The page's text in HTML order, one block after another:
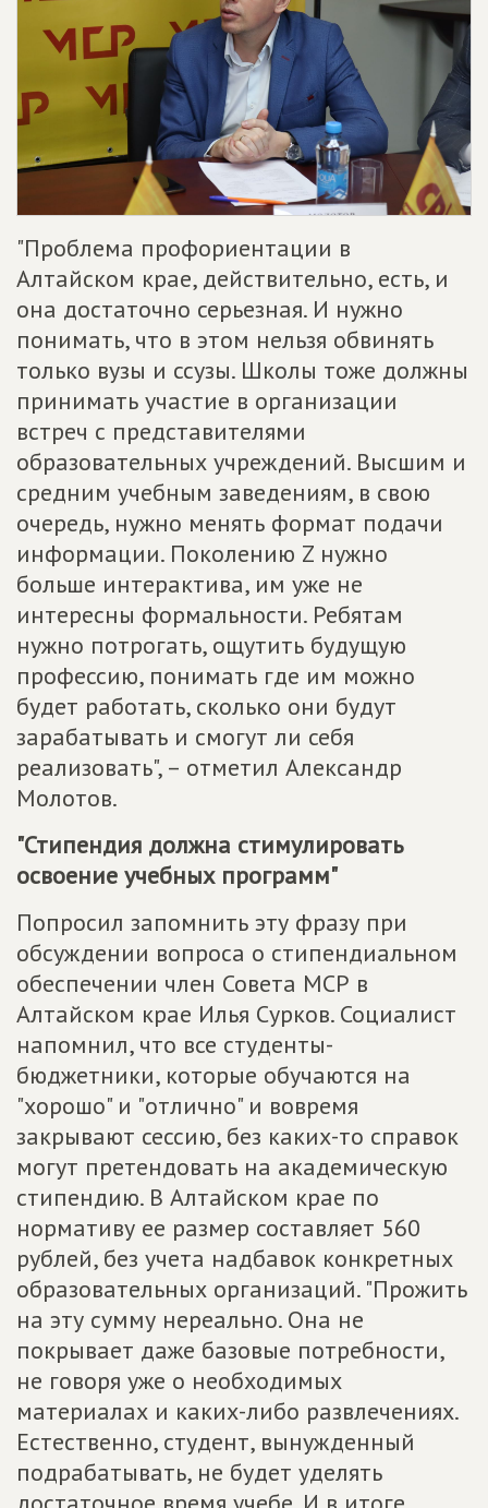
"Проблема профориентации в
Алтайском крае, действительно, есть, и
она достаточно серьезная. И нужно
понимать, что в этом нельзя обвинять
только вузы и ссузы. Школы тоже должны
принимать участие в организации
встреч с представителями
образовательных учреждений. Высшим и
средним учебным заведениям, в свою
очередь, нужно менять формат подачи
информации. Поколению Z нужно
больше интерактива, им уже не
интересны формальности. Ребятам
нужно потрогать, ощутить будущую
профессию, понимать где им можно
будет работать, сколько они будут
зарабатывать и смогут ли себя
реализовать", – отметил Александр
Молотов.
"Стипендия должна стимулировать
освоение учебных программ"
Попросил запомнить эту фразу при
обсуждении вопроса о стипендиальном
обеспечении член Совета МСР в
Алтайском крае Илья Сурков. Социалист
напомнил, что все студенты-
бюджетники, которые обучаются на
"хорошо" и "отлично" и вовремя
закрывают сессию, без каких-то справок
могут претендовать на академическую
стипендию. В Алтайском крае по
нормативу ее размер составляет 560
рублей, без учета надбавок конкретных
образовательных организаций. "Прожить
на эту сумму нереально. Она не
покрывает даже базовые потребности,
не говоря уже о необходимых
материалах и каких-либо развлечениях.
Естественно, студент, вынужденный
подрабатывать, не будет уделять